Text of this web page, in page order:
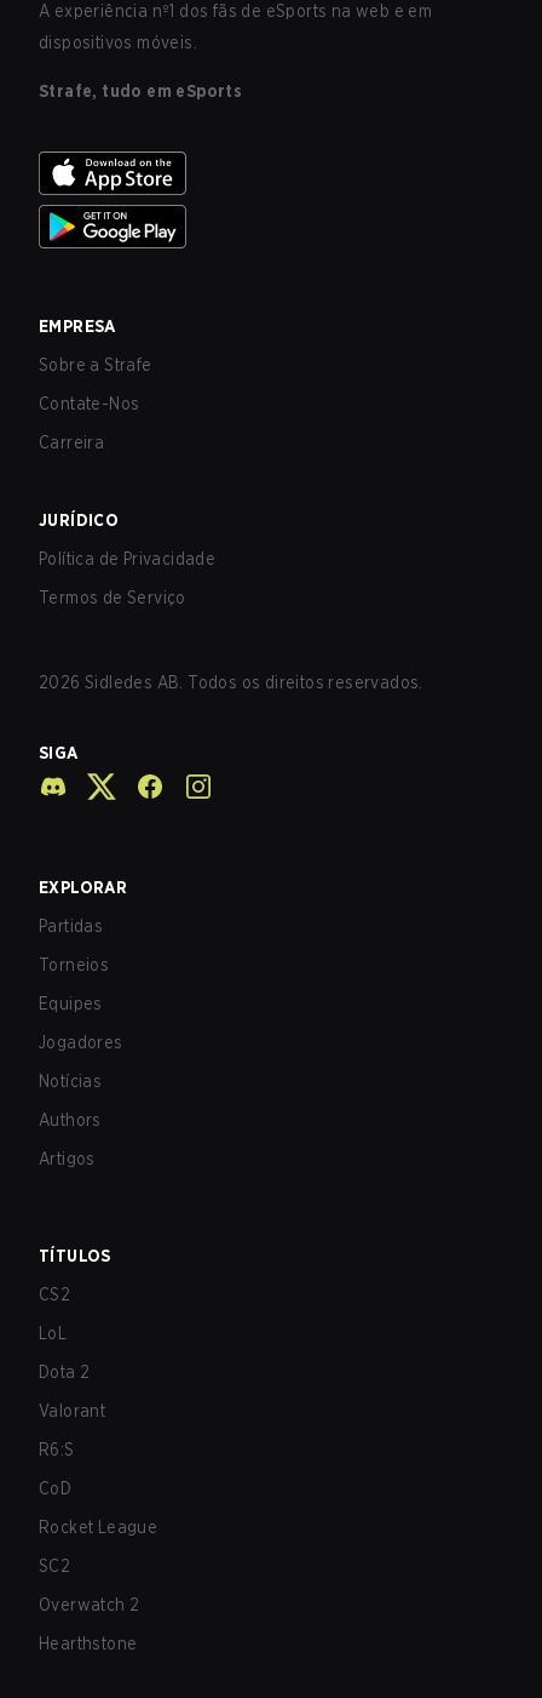
A experiência nº1 dos fãs de eSports na web e em
dispositivos móveis.
Strafe, tudo em eSports
EMPRESA
Sobre a Strafe
Contate-Nos
Carreira
JURÍDICO
Política de Privacidade
Termos de Serviço
2026 Sidledes AB. Todos os direitos reservados.
SIGA
EXPLORAR
Partidas
Torneios
Equipes
Jogadores
Notícias
Authors
Artigos
TÍTULOS
CS2
LoL
Dota 2
Valorant
R6:S
CoD
Rocket League
SC2
Overwatch 2
Hearthstone